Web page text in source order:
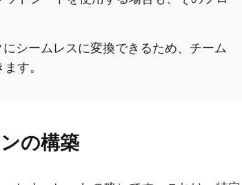
シームレスに変換できるため、チーム
す。
の構築